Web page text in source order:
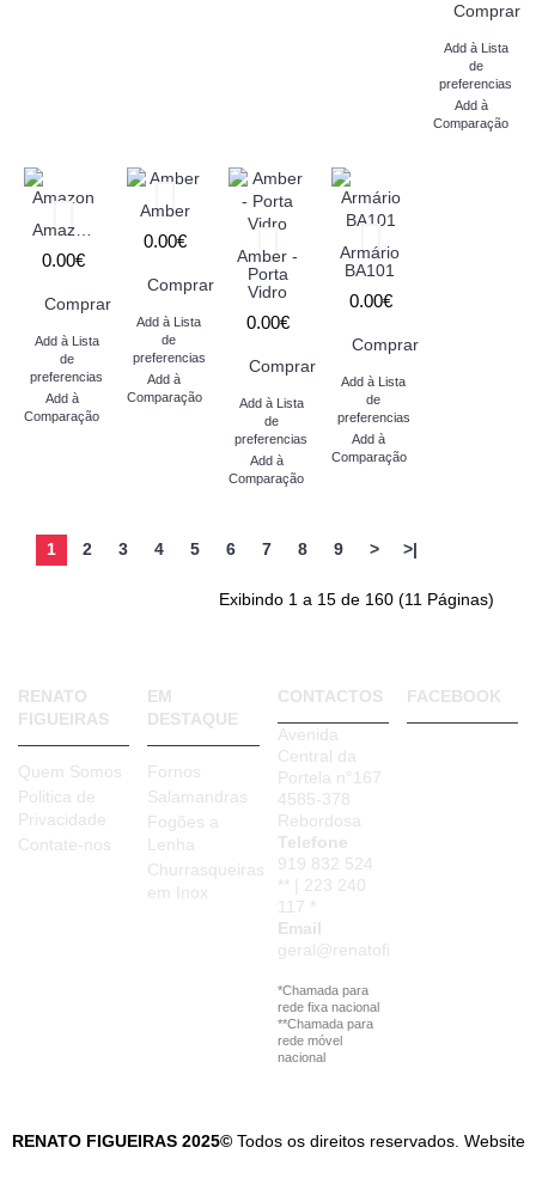
Comprar
Add à Lista
de
preferencias
Add à
Comparação
Amazon
0.00€
Comprar
Add à Lista
de
preferencias
Add à
Comparação
Amber
0.00€
Comprar
Add à Lista
de
preferencias
Add à
Comparação
Amber -
Porta
Vidro
0.00€
Comprar
Add à Lista
de
preferencias
Add à
Comparação
Armário
BA101
0.00€
Comprar
Add à Lista
de
preferencias
Add à
Comparação
1 2 3 4 5 6 7 8 9 > >|
Exibindo 1 a 15 de 160 (11 Páginas)
RENATO
FIGUEIRAS
Quem Somos
Politica de
Privacidade
Contate-nos
EM
DESTAQUE
Fornos
Salamandras
Fogões a
Lenha
Churrasqueiras
em Inox
CONTACTOS
Avenida
Central da
Portela n°167
4585-378
Rebordosa
Telefone
919 832 524
** | 223 240
117 *
Email
geral@renatofigueiras.com
*Chamada para
rede fixa nacional
**Chamada para
rede móvel
nacional
FACEBOOK
RENATO FIGUEIRAS 2025©Todos os direitos reservados. Website